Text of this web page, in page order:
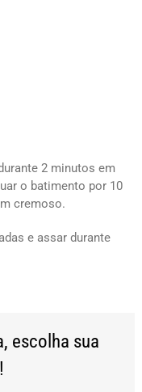
2 minutos em
o batimento por 10
cremoso.
e assar durante
escolha sua